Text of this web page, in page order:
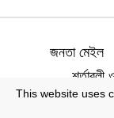
জনতা মেইল
শর্তাবলী
This website uses